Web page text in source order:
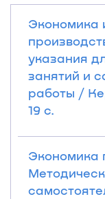
Экономика
указания
занятий и
работы /
19 с.
Экономика